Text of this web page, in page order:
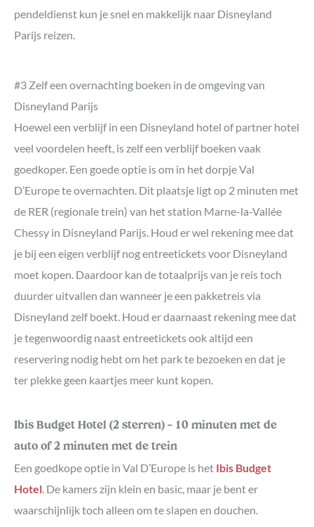
pendeldienst kun je snel en makkelijk naar Disneyland
Parijs reizen.
#3 Zelf een overnachting boeken in de omgeving van
Disneyland Parijs
Hoewel een verblijf in een Disneyland hotel of partner hotel
veel voordelen heeft, is zelf een verblijf boeken vaak
goedkoper. Een goede optie is om in het dorpje Val
D’Europe te overnachten. Dit plaatsje ligt op 2 minuten met
de RER (regionale trein) van het station Marne-la-Vallée
Chessy in Disneyland Parijs. Houd er wel rekening mee dat
je bij een eigen verblijf nog entreetickets voor Disneyland
moet kopen. Daardoor kan de totaalprijs van je reis toch
duurder uitvallen dan wanneer je een pakketreis via
Disneyland zelf boekt. Houd er daarnaast rekening mee dat
je tegenwoordig naast entreetickets ook altijd een
reservering nodig hebt om het park te bezoeken en dat je
ter plekke geen kaartjes meer kunt kopen.
Ibis Budget Hotel (2 sterren) – 10 minuten met de
auto of 2 minuten met de trein
Een goedkope optie in Val D’Europe is het Ibis Budget
Hotel. De kamers zijn klein en basic, maar je bent er
waarschijnlijk toch alleen om te slapen en douchen.